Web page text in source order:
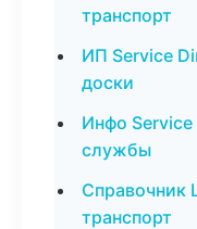
транспорт
ИП Service
доски
Инфо
службы
Справочник
транспорт